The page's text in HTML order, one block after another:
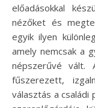
előadásokkal
nézőket és
egyik ilyen
amely nemcsak a
népszerűvé vált.
fűszerezett,
választás a családi